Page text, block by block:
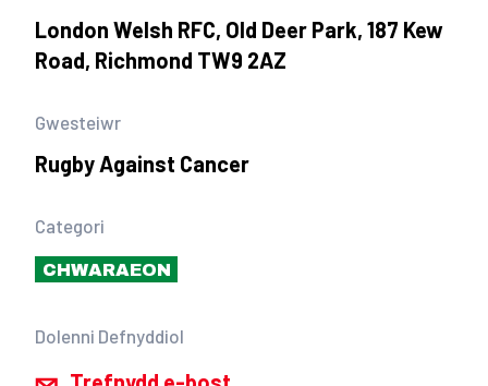
London Welsh RFC, Old Deer Park, 187 Kew
Road, Richmond TW9 2AZ
Gwesteiwr
Rugby Against Cancer
Categori
CHWARAEON
Dolenni Defnyddiol